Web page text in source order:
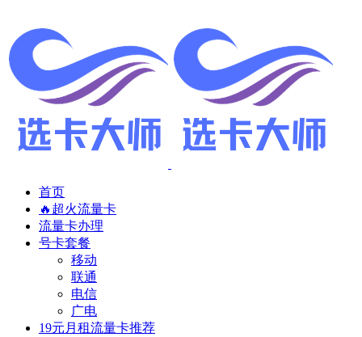
首页
🔥超火流量卡
流量卡办理
号卡套餐
移动
联通
电信
广电
19元月租流量卡推荐